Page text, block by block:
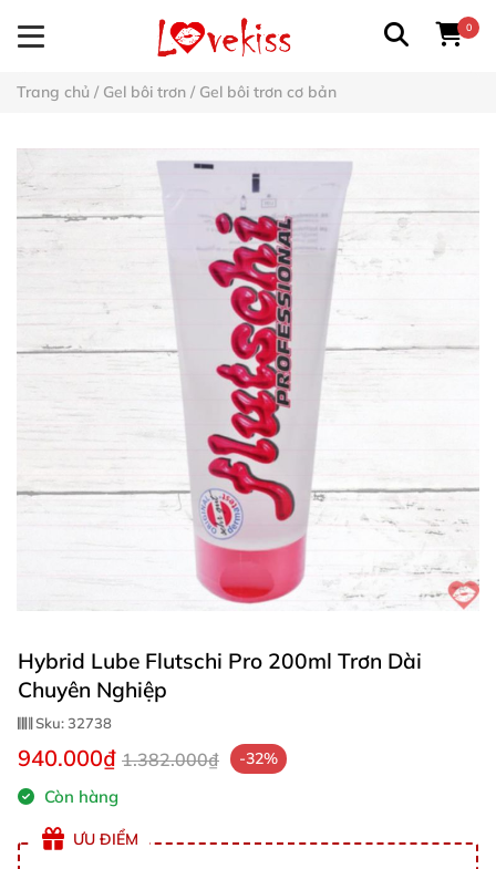
0
Trang chủ / Gel bôi trơn / Gel bôi trơn cơ bản
Hybrid Lube Flutschi Pro 200ml Trơn Dài
Chuyên Nghiệp
Sku:32738
940.000₫ 1.382.000₫ -32%
Còn hàng
ƯU ĐIỂM